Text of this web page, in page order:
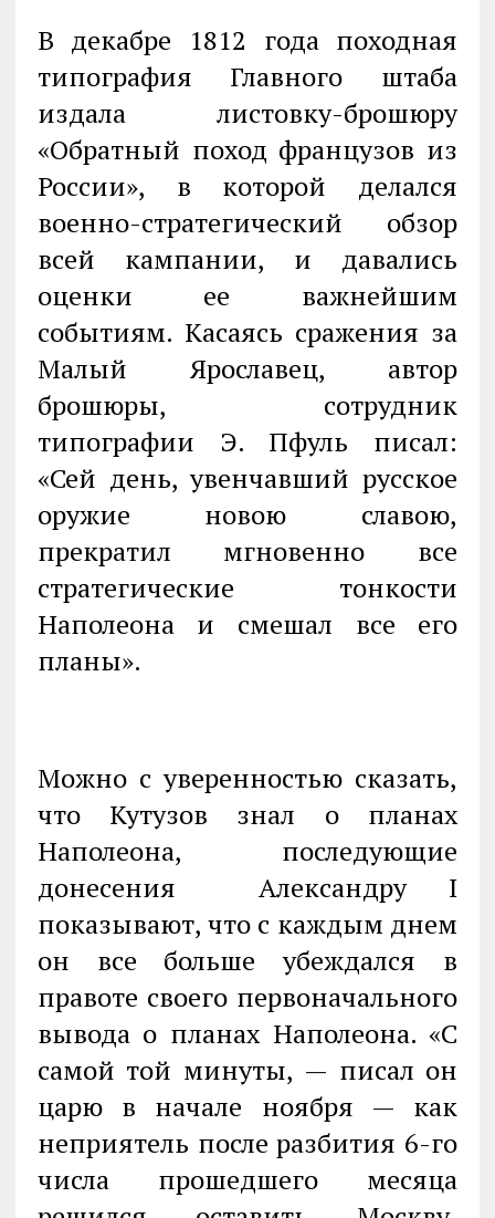
В декабре 1812 года походная
типография Главного штаба
издала листовку-брошюру
«Обратный поход французов из
России», в которой делался
военно-стратегический обзор
всей кампании, и давались
оценки ее важнейшим
событиям. Касаясь сражения за
Малый Ярославец, автор
брошюры, сотрудник
типографии Э. Пфуль писал:
«Сей день, увенчавший русское
оружие новою славою,
прекратил мгновенно все
стратегические тонкости
Наполеона и смешал все его
планы».
Можно с уверенностью сказать,
что Кутузов знал о планах
Наполеона, последующие
донесения Александру I
показывают, что с каждым днем
он все больше убеждался в
правоте своего первоначального
вывода о планах Наполеона. «С
самой той минуты, — писал он
царю в начале ноября — как
неприятель после разбития 6-го
числа прошедшего месяца